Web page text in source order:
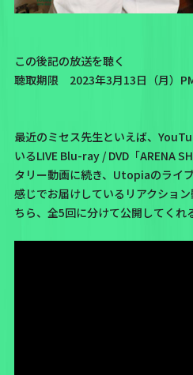
この後記の放送を聴く
聴取期限 2023年3月13日（月）
最近のミセス先生といえば、
いるLIVE Blu-ray / DVD「ARENA
タリー動画に続き、Utopiaのライ
感じでお届けしているリアクショ
ちら、全5回に分けて公開してく